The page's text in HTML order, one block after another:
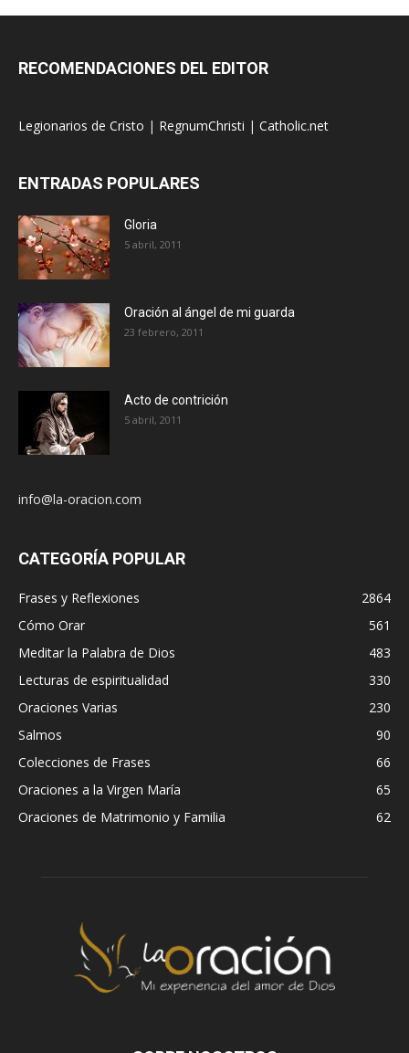
RECOMENDACIONES DEL EDITOR
Legionarios de Cristo | RegnumChristi | Catholic.net
ENTRADAS POPULARES
Gloria
5 abril, 2011
Oración al ángel de mi guarda
23 febrero, 2011
Acto de contrición
5 abril, 2011
info@la-oracion.com
CATEGORÍA POPULAR
Frases y Reflexiones
2864
Cómo Orar
561
Meditar la Palabra de Dios
483
Lecturas de espiritualidad
330
Oraciones Varias
230
Salmos
90
Colecciones de Frases
66
Oraciones a la Virgen María
65
Oraciones de Matrimonio y Familia
62